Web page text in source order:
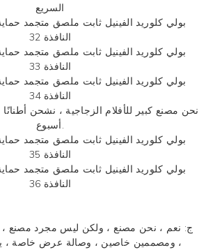
السريع
نحن مصنع كبير للأفلام الزجاجية ، نشحن
أسبوع.
ج: نعم ، نحن مصنع ، ولكن ليس مجرد مصنع ،
، ومصممين خاصين ، وصالة عرض خاصة ،